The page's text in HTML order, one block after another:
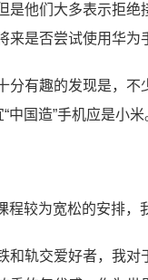
是他们大多表示拒
来是否尝试使用华为
分有趣的发现是，不
“中国造”手机应是小
程较为宽松的安排，
和轨交爱好者，我